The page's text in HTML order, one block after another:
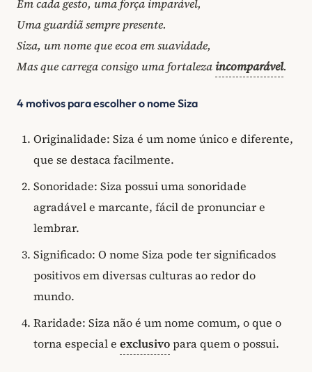
Em cada gesto, uma força imparável,
Uma guardiã sempre presente.
Siza, um nome que ecoa em suavidade,
Mas que carrega consigo uma fortalezaincomparável.
4 motivos para escolher o nome Siza
Originalidade: Siza é um nome único e diferente,
que se destaca facilmente.
Sonoridade: Siza possui uma sonoridade
agradável e marcante, fácil de pronunciar e
lembrar.
Significado: O nome Siza pode ter significados
positivos em diversas culturas ao redor do
mundo.
Raridade: Siza não é um nome comum, o que o
torna especial e exclusivopara quem o possui.